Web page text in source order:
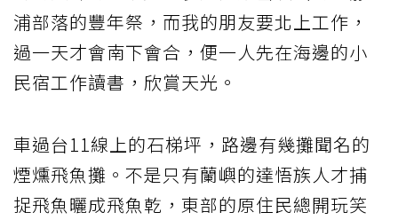
浦部落的豐年祭，而我的朋友要北上工作，
過一天才會南下會合，便一人先在海邊的小
民宿工作讀書，欣賞天光。
車過台11線上的石梯坪，路邊有幾攤聞名的
煙燻飛魚攤。不是只有蘭嶼的達悟族人才捕
捉飛魚曬成飛魚乾，東部的原住民總開玩笑